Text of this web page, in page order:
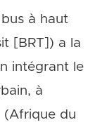
à haut
[BRT]) a la
intégrant le
à
(Afrique du